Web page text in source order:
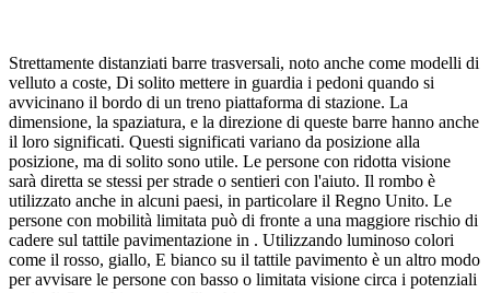
Strettamente distanziati barre trasversali, noto anche come modelli di
velluto a coste, Di solito mettere in guardia i pedoni quando si
avvicinano il bordo di un treno piattaforma di stazione. La
dimensione, la spaziatura, e la direzione di queste barre hanno anche
il loro significati. Questi significati variano da posizione alla
posizione, ma di solito sono utile. Le persone con ridotta visione
sarà diretta se stessi per strade o sentieri con l'aiuto. Il rombo è
utilizzato anche in alcuni paesi, in particolare il Regno Unito. Le
persone con mobilità limitata può di fronte a una maggiore rischio di
cadere sul tattile pavimentazione in . Utilizzando luminoso colori
come il rosso, giallo, E bianco su il tattile pavimento è un altro modo
per avvisare le persone con basso o limitata visione circa i potenziali